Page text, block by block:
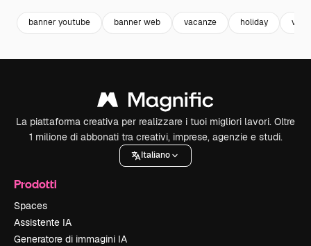
banner youtube banner web vacanze holiday
La piattaforma creativa per realizzare i tuoi migliori lavori. Oltre
1 milione di abbonati tra creativi, imprese, agenzie e studi.
Italiano
Prodotti
Spaces
Assistente IA
Generatore di immagini IA